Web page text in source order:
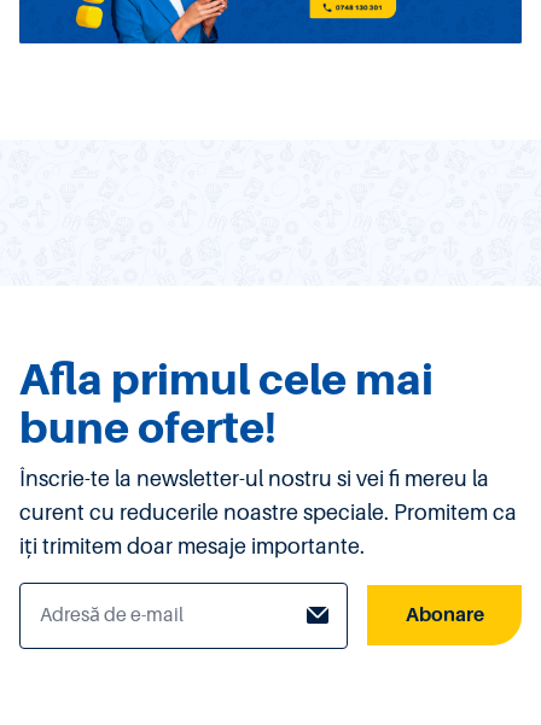
Afla primul cele mai
bune oferte!
Înscrie-te la newsletter-ul nostru si vei fi mereu la
curent cu reducerile noastre speciale. Promitem ca
iți trimitem doar mesaje importante.
Abonare